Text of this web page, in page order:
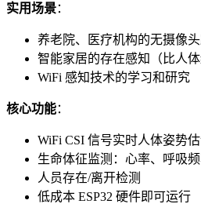
实用场景：
养老院、医疗机构的无摄像
智能家居的存在感知（比人体
WiFi 感知技术的学习和研究
核心功能：
WiFi CSI 信号实时人体姿势估
生命体征监测：心率、呼吸
人员存在/离开检测
低成本 ESP32 硬件即可运行